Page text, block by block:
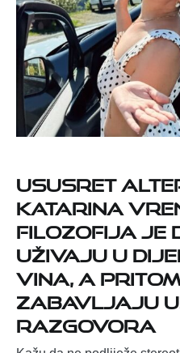
Ususret
Katarina
filozofija je
uživaju u
vina, a
zabavljaju
razgovora